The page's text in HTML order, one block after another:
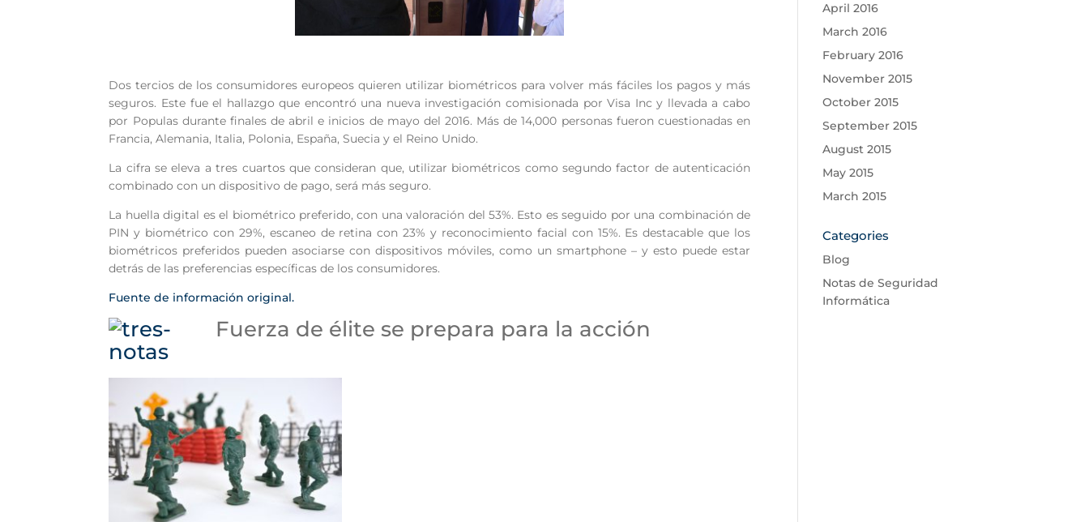
Dos tercios de los consumidores europeos quieren utilizar biométricos para volver más fáciles los pagos y más
seguros. Este fue el hallazgo que encontró una nueva investigación comisionada por Visa Inc y llevada a cabo
por Populas durante finales de abril e inicios de mayo del 2016. Más de 14,000 personas fueron cuestionadas en
Francia, Alemania, Italia, Polonia, España, Suecia y el Reino Unido.
La cifra se eleva a tres cuartos que consideran que, utilizar biométricos como segundo factor de autenticación
combinado con un dispositivo de pago, será más seguro.
La huella digital es el biométrico preferido, con una valoración del 53%. Esto es seguido por una combinación de
PIN y biométrico con 29%, escaneo de retina con 23% y reconocimiento facial con 15%. Es destacable que los
biométricos preferidos pueden asociarse con dispositivos móviles, como un smartphone – y esto puede estar
detrás de las preferencias específicas de los consumidores.
Fuente de información original.
Fuerza de élite se prepara para la acción
April 2016
March 2016
February 2016
November 2015
October 2015
September 2015
August 2015
May 2015
March 2015
Categories
Blog
Notas de Seguridad
Informática